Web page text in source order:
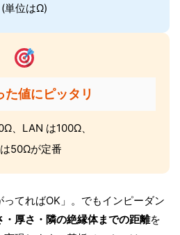
(単位はΩ)
値にピッタリ
、LAN は100Ω、
50Ωが定番
てればOK」。でもインピーダン
・厚さ・隣の絶縁体までの距離を